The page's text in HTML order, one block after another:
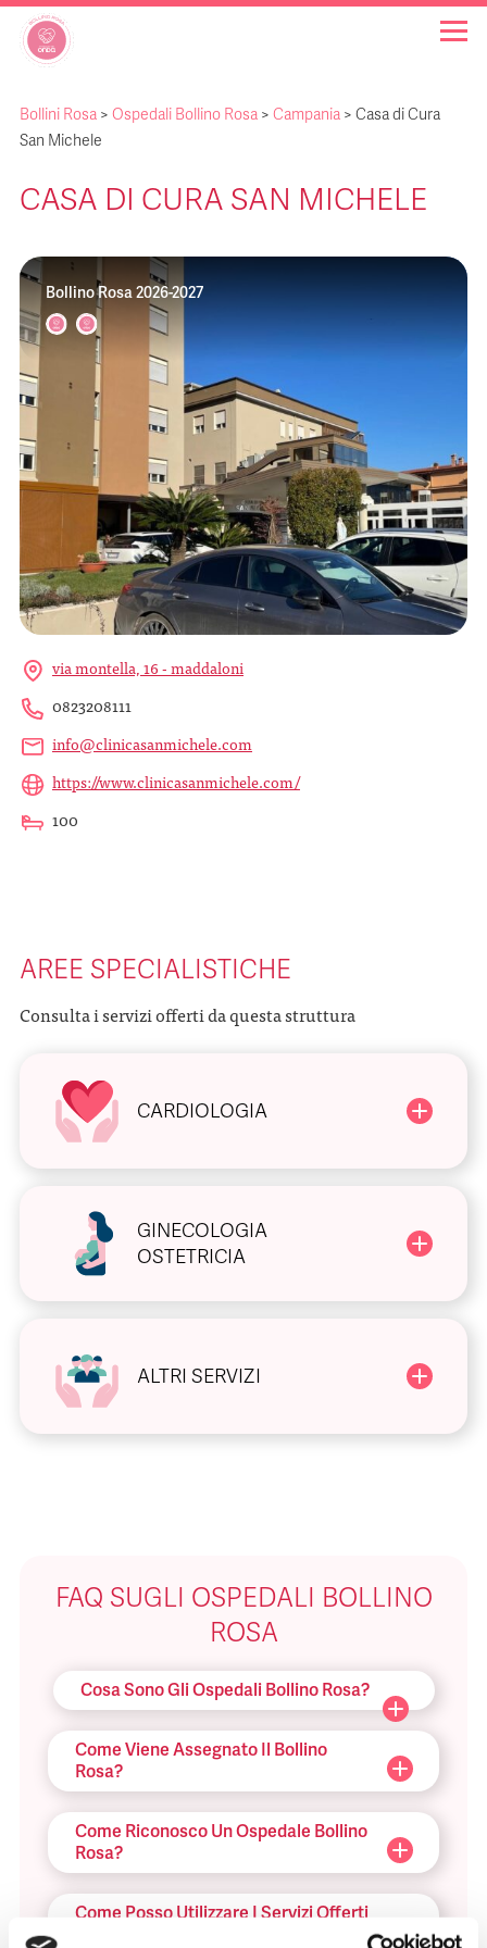
OSPEDALI BOLLINO ROSA
INIZIATIVE
NOTIZIE
FAQ
CHI SIAMO
Bollini Rosa > Ospedali Bollino Rosa > Campania > Casa di Cura
San Michele
CASA DI CURA SAN MICHELE
Bollino Rosa 2026-2027
via montella, 16 - maddaloni
0823208111
info@clinicasanmichele.com
https://www.clinicasanmichele.com/
100
AREE SPECIALISTICHE
Consulta i servizi offerti da questa struttura
CARDIOLOGIA
GINECOLOGIA
OSTETRICIA
ALTRI SERVIZI
FAQ SUGLI OSPEDALI BOLLINO
ROSA
Cosa Sono Gli Ospedali Bollino Rosa?
Come Viene Assegnato Il Bollino
Rosa?
Come Riconosco Un Ospedale Bollino
Rosa?
Come Posso Utilizzare I Servizi Offerti